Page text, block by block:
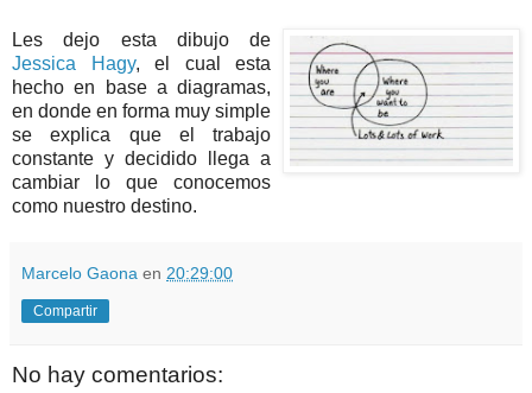
Les dejo esta dibujo de
Jessica Hagy, el cual esta
hecho en base a diagramas,
en donde en forma muy simple
se explica que el trabajo
constante y decidido llega a
cambiar lo que conocemos
como nuestro destino.
Marcelo Gaona en 20:29:00
Compartir
No hay comentarios: